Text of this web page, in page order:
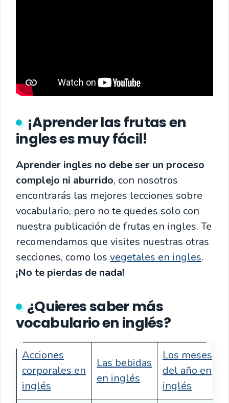
¡Aprender las frutas en
ingles es muy fácil!
Aprender ingles no debe ser un proceso
complejo ni aburrido, con nosotros
encontrarás las mejores lecciones sobre
vocabulario, pero no te quedes solo con
nuestra publicación de frutas en ingles. Te
recomendamos que visites nuestras otras
secciones, como los vegetales en ingles.
¡No te pierdas de nada!
¿Quieres saber más
vocabulario en inglés?
Acciones
corporales en
inglés
Las bebidas
en inglés
Los meses
del año en
inglés